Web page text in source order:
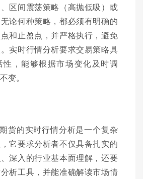
、区间震荡策略（高抛低吸）或
论何种策略，都必须有明确的
和止盈点，并严格执行，避免
实时行情分析要求交易策略具
性，能够根据市场变化及时调
变。
货的实时行情分析是一个复杂
它要求分析者不仅具备扎实的
深入的行业基本面理解，还要
析工具，并能准确解读市场情